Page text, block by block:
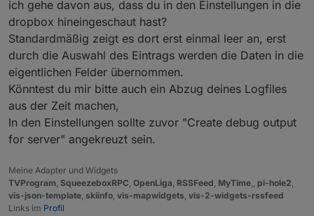
ich gehe davon aus, dass du in den Einstellungen in die
dropbox hineingeschaut hast?
Standardmäßig zeigt es dort erst einmal leer an, erst
durch die Auswahl des Eintrags werden die Daten in die
eigentlichen Felder übernommen.
Könntest du mir bitte auch ein Abzug deines Logfiles
aus der Zeit machen,
In den Einstellungen sollte zuvor "Create debug output
for server" angekreuzt sein.
Meine Adapter und Widgets
TVProgram SqueezeboxRPC OpenLiga RSSFeed MyTime pi-hole2
vis-json-template skiinfo vis-mapwidgets vis-2-widgets-rssfeed
Links im Profil